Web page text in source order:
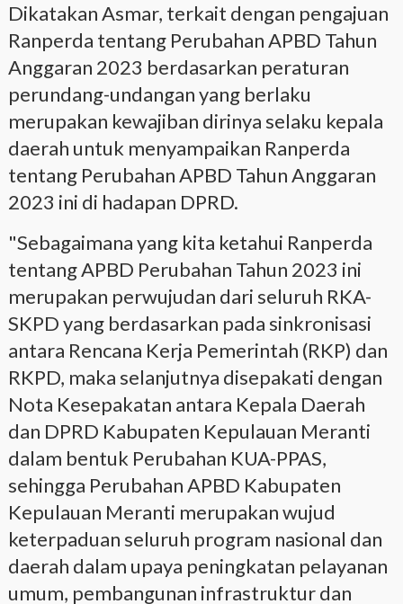
Dikatakan Asmar, terkait dengan pengajuan
Ranperda tentang Perubahan APBD Tahun
Anggaran 2023 berdasarkan peraturan
perundang-undangan yang berlaku
merupakan kewajiban dirinya selaku kepala
daerah untuk menyampaikan Ranperda
tentang Perubahan APBD Tahun Anggaran
2023 ini di hadapan DPRD.
"Sebagaimana yang kita ketahui Ranperda
tentang APBD Perubahan Tahun 2023 ini
merupakan perwujudan dari seluruh RKA-
SKPD yang berdasarkan pada sinkronisasi
antara Rencana Kerja Pemerintah (RKP) dan
RKPD, maka selanjutnya disepakati dengan
Nota Kesepakatan antara Kepala Daerah
dan DPRD Kabupaten Kepulauan Meranti
dalam bentuk Perubahan KUA-PPAS,
sehingga Perubahan APBD Kabupaten
Kepulauan Meranti merupakan wujud
keterpaduan seluruh program nasional dan
daerah dalam upaya peningkatan pelayanan
umum, pembangunan infrastruktur dan